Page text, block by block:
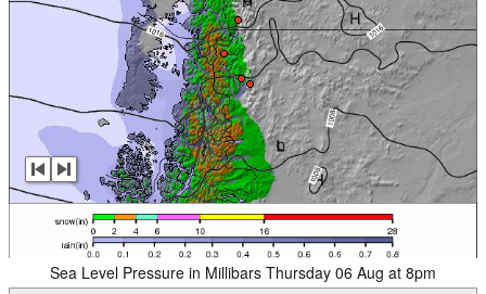
Sea Level Pressure in Millibars Thursday 06 Aug at 8pm